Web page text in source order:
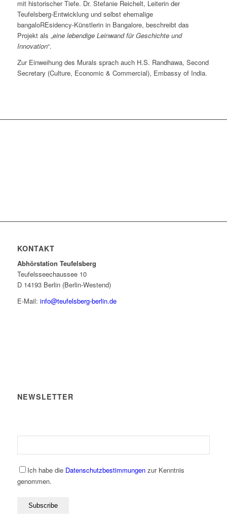
mit historischer Tiefe. Dr. Stefanie Reichelt, Leiterin der
Teufelsberg-Entwicklung und selbst ehemalige
bangaloREsidency-Künstlerin in Bangalore, beschreibt das
Projekt als „eine lebendige Leinwand für Geschichte und
Innovation“.
Zur Einweihung des Murals sprach auch H.S. Randhawa, Second
Secretary (Culture, Economic & Commercial), Embassy of India.
KONTAKT
Abhörstation Teufelsberg
Teufelsseechaussee 10
D 14193 Berlin (Berlin-Westend)
E-Mail: info@teufelsberg-berlin.de
NEWSLETTER
Ich habe die Datenschutzbestimmungenzur Kenntnis
genommen.